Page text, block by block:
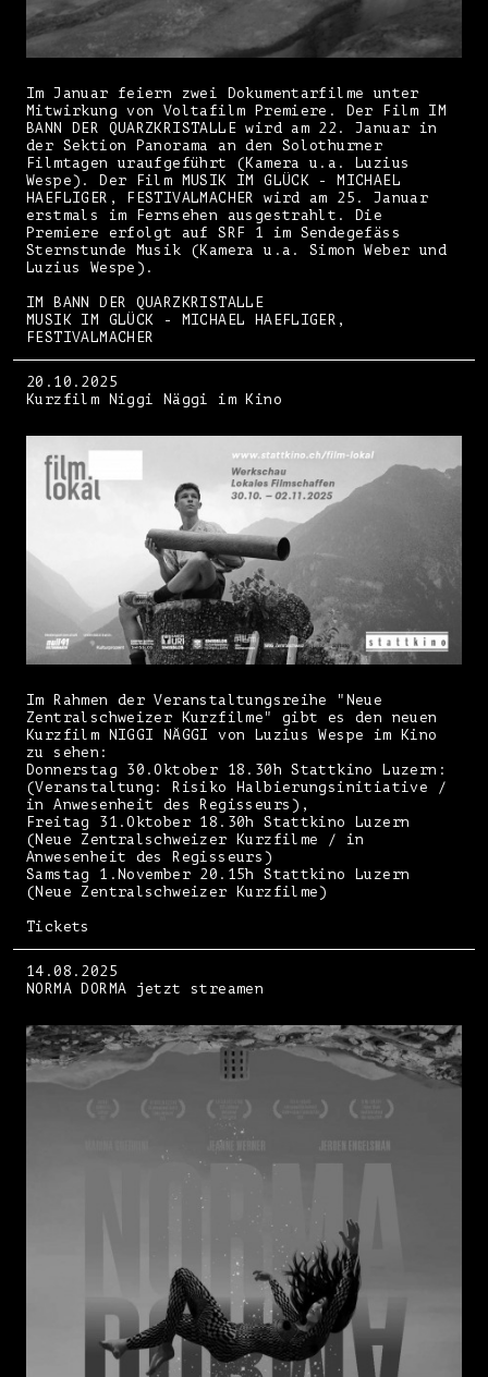
Im Januar feiern zwei Dokumentarfilme unter
Mitwirkung von Voltafilm Premiere. Der Film IM
BANN DER QUARZKRISTALLE wird am 22. Januar in
der Sektion Panorama an den Solothurner
Filmtagen uraufgeführt (Kamera u.a. Luzius
Wespe). Der Film MUSIK IM GLÜCK - MICHAEL
HAEFLIGER, FESTIVALMACHER wird am 25. Januar
erstmals im Fernsehen ausgestrahlt. Die
Premiere erfolgt auf SRF 1 im Sendegefäss
Sternstunde Musik (Kamera u.a. Simon Weber und
Luzius Wespe).
IM BANN DER QUARZKRISTALLE
MUSIK IM GLÜCK - MICHAEL HAEFLIGER,
FESTIVALMACHER
20.10.2025
Kurzfilm Niggi Näggi im Kino
Im Rahmen der Veranstaltungsreihe "Neue
Zentralschweizer Kurzfilme" gibt es den neuen
Kurzfilm NIGGI NÄGGI von Luzius Wespe im Kino
zu sehen:
Donnerstag 30.Oktober 18.30h Stattkino Luzern:
(Veranstaltung: Risiko Halbierungsinitiative /
in Anwesenheit des Regisseurs),
Freitag 31.Oktober 18.30h Stattkino Luzern
(Neue Zentralschweizer Kurzfilme / in
Anwesenheit des Regisseurs)
Samstag 1.November 20.15h Stattkino Luzern
(Neue Zentralschweizer Kurzfilme)
Tickets
14.08.2025
NORMA DORMA jetzt streamen